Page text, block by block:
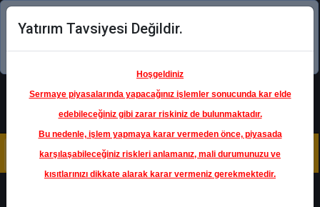
Şimdi uygulamayı indirin!
Yatırım Tavsiyesi Değildir.
Hoşgeldiniz
Sermaye piyasalarında yapacağınız işlemler sonucunda kar elde
edebileceğiniz gibi zarar riskiniz de bulunmaktadır.
Bu nedenle, işlem yapmaya karar vermeden önce, piyasada
karşılaşabileceğiniz riskleri anlamanız, mali durumunuzu ve
kısıtlarınızı dikkate alarak karar vermeniz gerekmektedir.